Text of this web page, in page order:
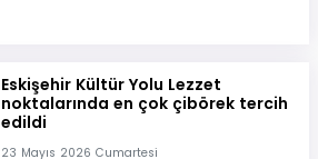
Eskişehir Kültür Yolu Lezzet
noktalarında en çok çibörek tercih
edildi
23 Mayıs 2026 Cumartesi